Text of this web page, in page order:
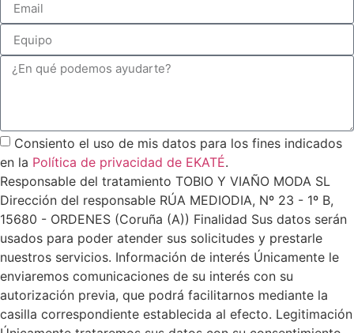
Consiento el uso de mis datos para los fines indicados
en la Política de privacidad de EKATÉ.
Responsable del tratamiento TOBIO Y VIAÑO MODA SL
Dirección del responsable RÚA MEDIODIA, Nº 23 - 1º B,
15680 - ORDENES (Coruña (A)) Finalidad Sus datos serán
usados para poder atender sus solicitudes y prestarle
nuestros servicios. Información de interés Únicamente le
enviaremos comunicaciones de su interés con su
autorización previa, que podrá facilitarnos mediante la
casilla correspondiente establecida al efecto. Legitimación